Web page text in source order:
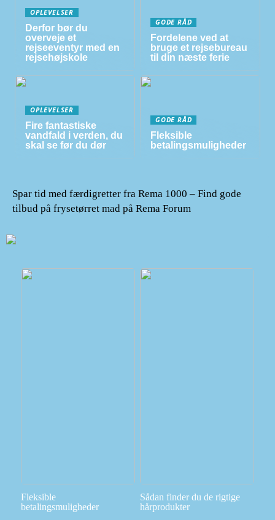
OPLEVELSER
Derfor bør du
overveje et
rejseeventyr med en
rejsehøjskole
GODE RÅD
Fordelene ved at
bruge et rejsebureau
til din næste ferie
OPLEVELSER
Fire fantastiske
vandfald i verden, du
skal se før du dør
GODE RÅD
Fleksible
betalingsmuligheder
Spar tid med færdigretter fra Rema 1000 – Find gode
tilbud på frysetørret mad på Rema Forum
Fleksible
betalingsmuligheder
Sådan finder du de rigtige
hårprodukter